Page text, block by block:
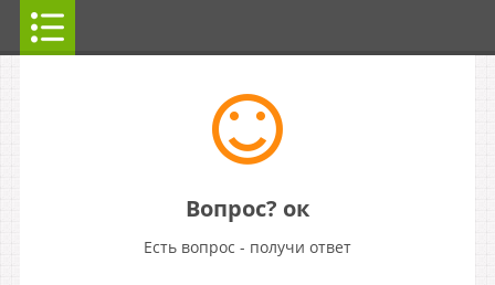
Вопрос? ок
Есть вопрос - получи ответ